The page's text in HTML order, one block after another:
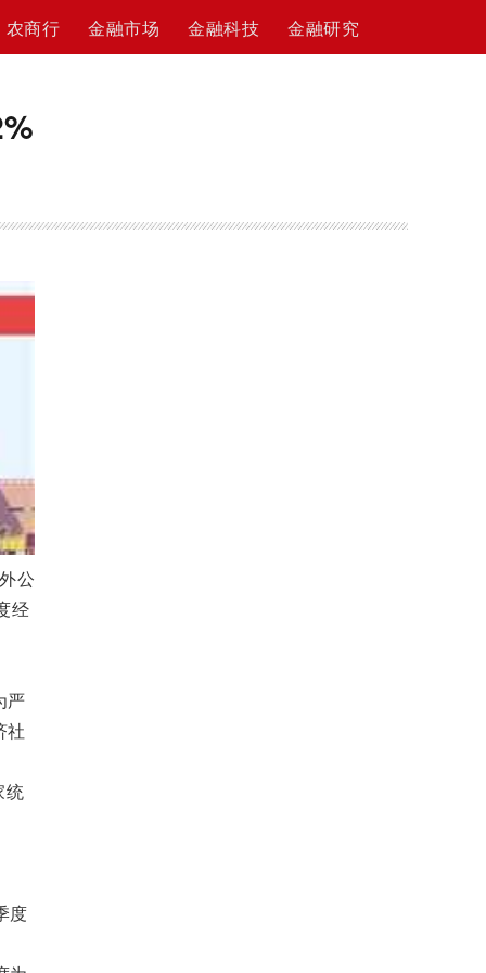
农商行 金融市场 金融科技 金融研究
公
经
严
社
统
度